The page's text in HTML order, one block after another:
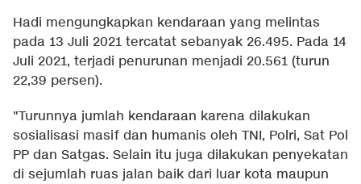
Hadi mengungkapkan kendaraan yang melintas
pada 13 Juli 2021 tercatat sebanyak 26.495. Pada 14
Juli 2021, terjadi penurunan menjadi 20.561 (turun
22,39 persen).
"Turunnya jumlah kendaraan karena dilakukan
sosialisasi masif dan humanis oleh TNI, Polri, Sat Pol
PP dan Satgas. Selain itu juga dilakukan penyekatan
di sejumlah ruas jalan baik dari luar kota maupun